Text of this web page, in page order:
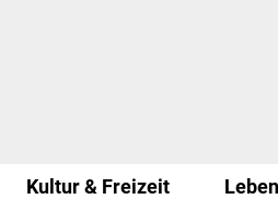
Kultur & Freizeit